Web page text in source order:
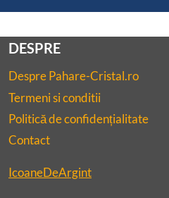
DESPRE
Despre Pahare-Cristal.ro
Termeni si conditii
Politică de confidențialitate
Contact
IcoaneDeArgint